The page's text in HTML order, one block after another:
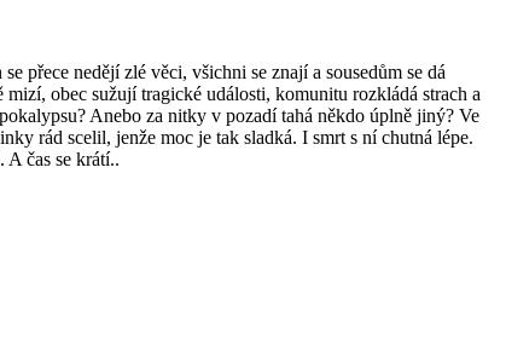
přece nedějí zlé věci, všichni se znají a sousedům se dá
obec sužují tragické události, komunitu rozkládá strach a
Anebo za nitky v pozadí tahá někdo úplně jiný? Ve
rád scelil, jenže moc je tak sladká. I smrt s ní chutná lépe.
A čas se krátí..